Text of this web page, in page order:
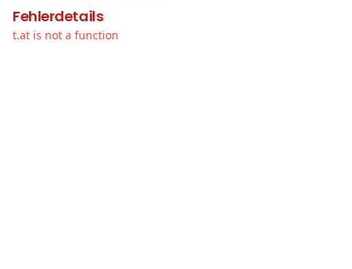
Fehlerdetails
t.at is not a function